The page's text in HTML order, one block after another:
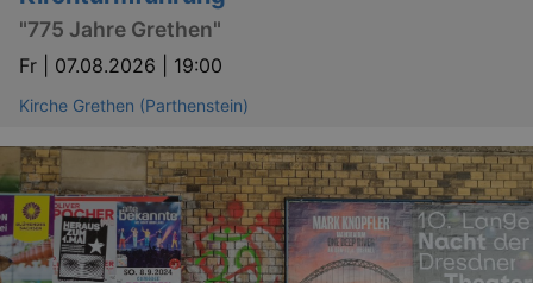
"775 Jahre Grethen"
Fr | 07.08.2026 | 19:00
Kirche Grethen (Parthenstein)